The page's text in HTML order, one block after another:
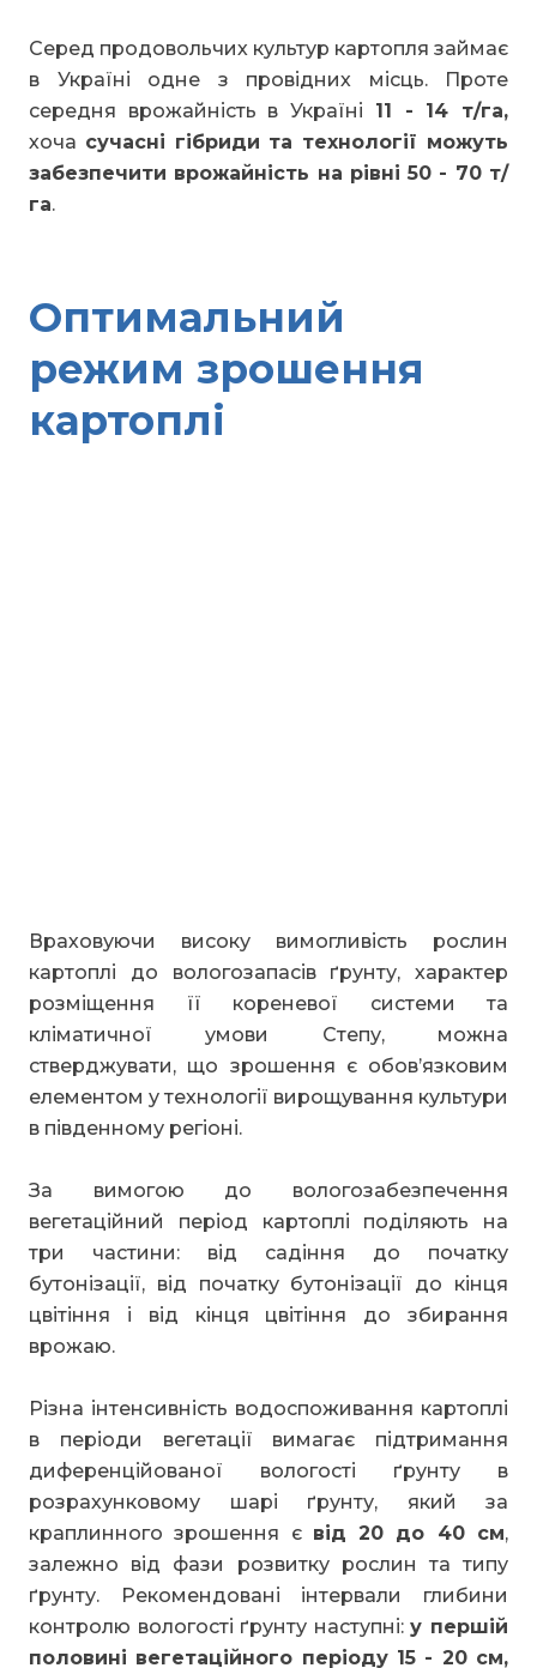
Серед продовольчих культур картопля займає
в Україні одне з провідних місць. Проте
середня врожайність в Україні 11 - 14 т/га,
хоча сучасні гібриди та технології можуть
забезпечити врожайність на рівні 50 - 70 т/
га.
Оптимальний
режим зрошення
картоплі
Враховуючи високу вимогливість рослин
картоплі до вологозапасів ґрунту, характер
розміщення її кореневої системи та
кліматичної умови Степу, можна
стверджувати, що зрошення є обов’язковим
елементом у технології вирощування культури
в південному регіоні.
За вимогою до вологозабезпечення
вегетаційний період картоплі поділяють на
три частини: від садіння до початку
бутонізації, від початку бутонізації до кінця
цвітіння і від кінця цвітіння до збирання
врожаю.
Різна інтенсивність водоспоживання картоплі
в періоди вегетації вимагає підтримання
диференційованої вологості ґрунту в
розрахунковому шарі ґрунту, який за
краплинного зрошення є від 20 до 40 см,
залежно від фази розвитку рослин та типу
ґрунту. Рекомендовані інтервали глибини
контролю вологості ґрунту наступні:у першій
половині вегетаційного періоду 15 - 20 см,